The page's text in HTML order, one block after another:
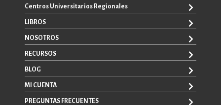
WhatsApp: +52 33 1433 6869
CUAAD
CUCEA
CUCBA
CUCEI
CUCSH
Centros Universitarios Regionales
CUAAD
CUCBA
CUCOSTA
CUCHAPALA
CUCSH
LIBROS
TODOS LOS LIBROS
E-BOOKS
CATÁLOGOS
NOSOTROS
SOBRE NOSOTROS
CONTACTO
RECURSOS
PROMOCIONALES
CONVOCATORIAS
BLOG
LA VENTANA ROJA
MI CUENTA
REGISTRO
PREGUNTAS FRECUENTES